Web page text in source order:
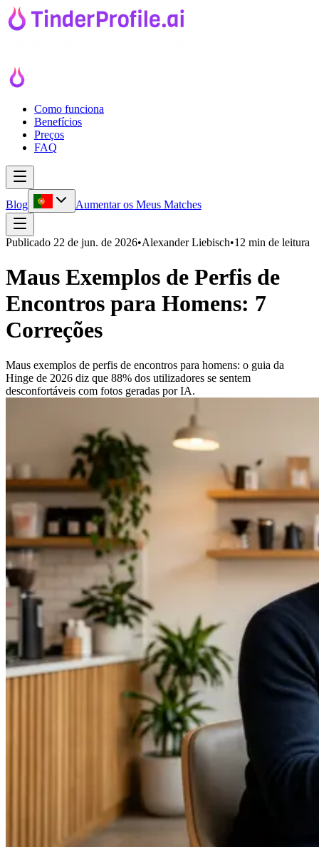
Como funciona
Benefícios
Preços
FAQ
Blog Aumentar os Meus Matches
Publicado 22 de jun. de 2026•Alexander Liebisch•12 min de leitura
Maus Exemplos de Perfis de
Encontros para Homens: 7
Correções
Maus exemplos de perfis de encontros para homens: o guia da
Hinge de 2026 diz que 88% dos utilizadores se sentem
desconfortáveis com fotos geradas por IA.